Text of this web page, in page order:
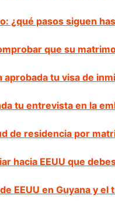
¿qué pasos siguen
que su
tu visa de
tu entrevista en la
de residencia por
hacia EEUU que
EEUU en Guyana y el